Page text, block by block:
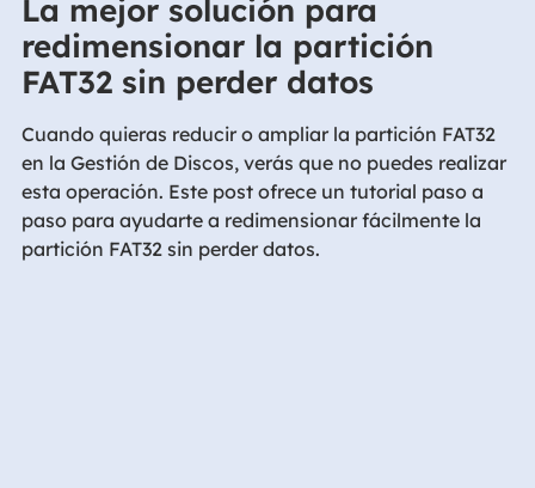
La mejor solución para
redimensionar la partición
FAT32 sin perder datos
Cuando quieras reducir o ampliar la partición FAT32
en la Gestión de Discos, verás que no puedes realizar
esta operación. Este post ofrece un tutorial paso a
paso para ayudarte a redimensionar fácilmente la
partición FAT32 sin perder datos.